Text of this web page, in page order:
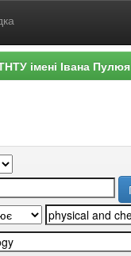
імені Івана Пулюя